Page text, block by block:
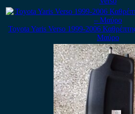
Toyota Yaris Verso 1999-2006
Μαύρο